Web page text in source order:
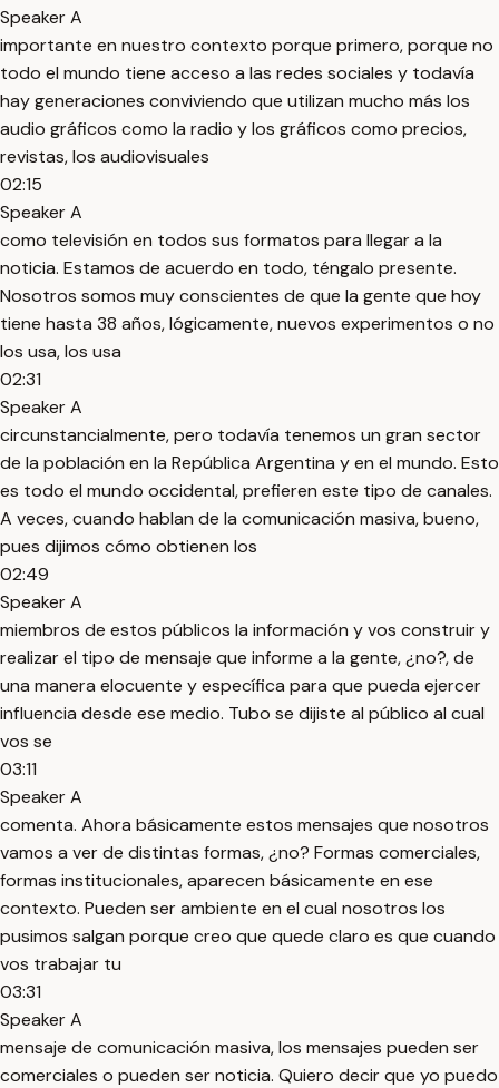
Speaker A
importante en nuestro contexto porque primero, porque no
todo el mundo tiene acceso a las redes sociales y todavía
hay generaciones conviviendo que utilizan mucho más los
audio gráficos como la radio y los gráficos como precios,
revistas, los audiovisuales
02:15
Speaker A
como televisión en todos sus formatos para llegar a la
noticia. Estamos de acuerdo en todo, téngalo presente.
Nosotros somos muy conscientes de que la gente que hoy
tiene hasta 38 años, lógicamente, nuevos experimentos o no
los usa, los usa
02:31
Speaker A
circunstancialmente, pero todavía tenemos un gran sector
de la población en la República Argentina y en el mundo. Esto
es todo el mundo occidental, prefieren este tipo de canales.
A veces, cuando hablan de la comunicación masiva, bueno,
pues dijimos cómo obtienen los
02:49
Speaker A
miembros de estos públicos la información y vos construir y
realizar el tipo de mensaje que informe a la gente, ¿no?, de
una manera elocuente y específica para que pueda ejercer
influencia desde ese medio. Tubo se dijiste al público al cual
vos se
03:11
Speaker A
comenta. Ahora básicamente estos mensajes que nosotros
vamos a ver de distintas formas, ¿no? Formas comerciales,
formas institucionales, aparecen básicamente en ese
contexto. Pueden ser ambiente en el cual nosotros los
pusimos salgan porque creo que quede claro es que cuando
vos trabajar tu
03:31
Speaker A
mensaje de comunicación masiva, los mensajes pueden ser
comerciales o pueden ser noticia. Quiero decir que yo puedo